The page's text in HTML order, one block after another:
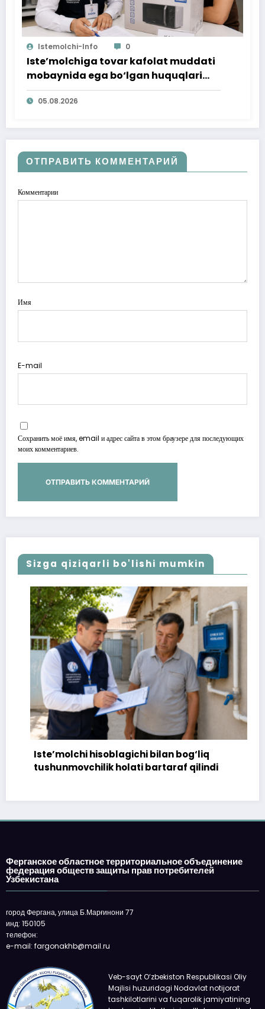
Istemolchi-Info 0
Iste’molchiga tovar kafolat muddati
mobaynida ega bo‘lgan huquqlari
ta’minlab berildi
05.08.2026
ОТПРАВИТЬ КОММЕНТАРИЙ
Комментарии
Имя
E-mail
Сохранить моё имя, email и адрес сайта в этом браузере для последующих
моих комментариев.
Sizga qiziqarli bo'lishi mumkin
Iste’molchi hisoblagichi bilan bog‘liq
tushunmovchilik holati bartaraf qilindi
Ферганское областное территориальное объединение
федерация обществ защиты прав потребителей
Узбекистана
город Фергана, улица Б.Марғинони 77
инд: 150105
телефон:
e-mail: fargonakhb@mail.ru
Veb-sayt O‘zbekiston Respublikasi Oliy
Majlisi huzuridagi Nodavlat notijorat
tashkilotlarini va fuqarolik jamiyatining